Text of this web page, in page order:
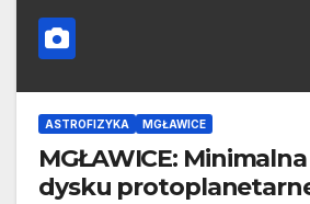
ASTROFIZYKA MGŁAWICE
MGŁAWICE:
dysku